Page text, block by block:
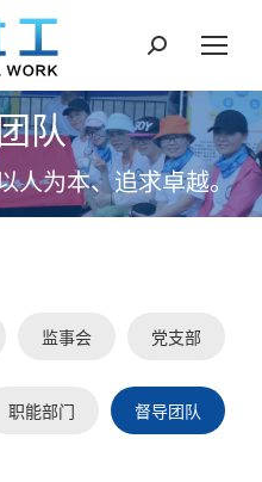
搜
索：
队
人为本、追求卓越。
监事会 党支部
职能部门 督导团队